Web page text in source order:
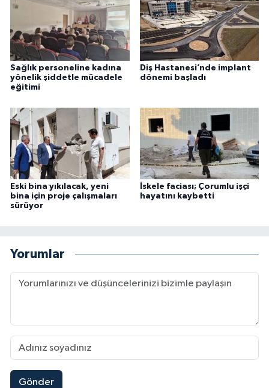
Sağlık personeline kadına
yönelik şiddetle mücadele
eğitimi
Diş Hastanesi’nde implant
dönemi başladı
Eski bina yıkılacak, yeni
bina için proje çalışmaları
sürüyor
İskele faciası; Çorumlu işçi
hayatını kaybetti
Yorumlar
Gönder